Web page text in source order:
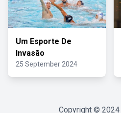
Um Esporte De
Invasão
25 September 2024
Copyright © 2024